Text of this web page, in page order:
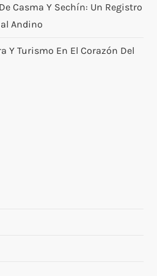
Casma Y Sechín: Un Registro
Andino
Y Turismo En El Corazón Del